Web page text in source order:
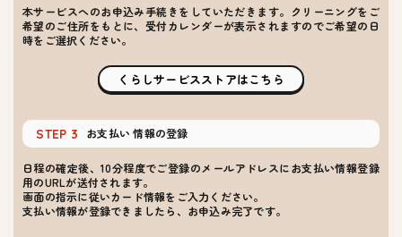
本サービスへのお申込み手続きをしていただきます。クリーニングをご
希望のご住所をもとに、受付カレンダーが表示されますのでご希望の日
時をご選択ください。
くらしサービスストアはこちら
STEP 3 お支払い 情報の登録
日程の確定後、10分程度でご登録のメールアドレスにお支払い情報登録
用のURLが送付されます。
画面の指示に従いカード情報をご入力ください。
支払い情報が登録できましたら、お申込み完了です。